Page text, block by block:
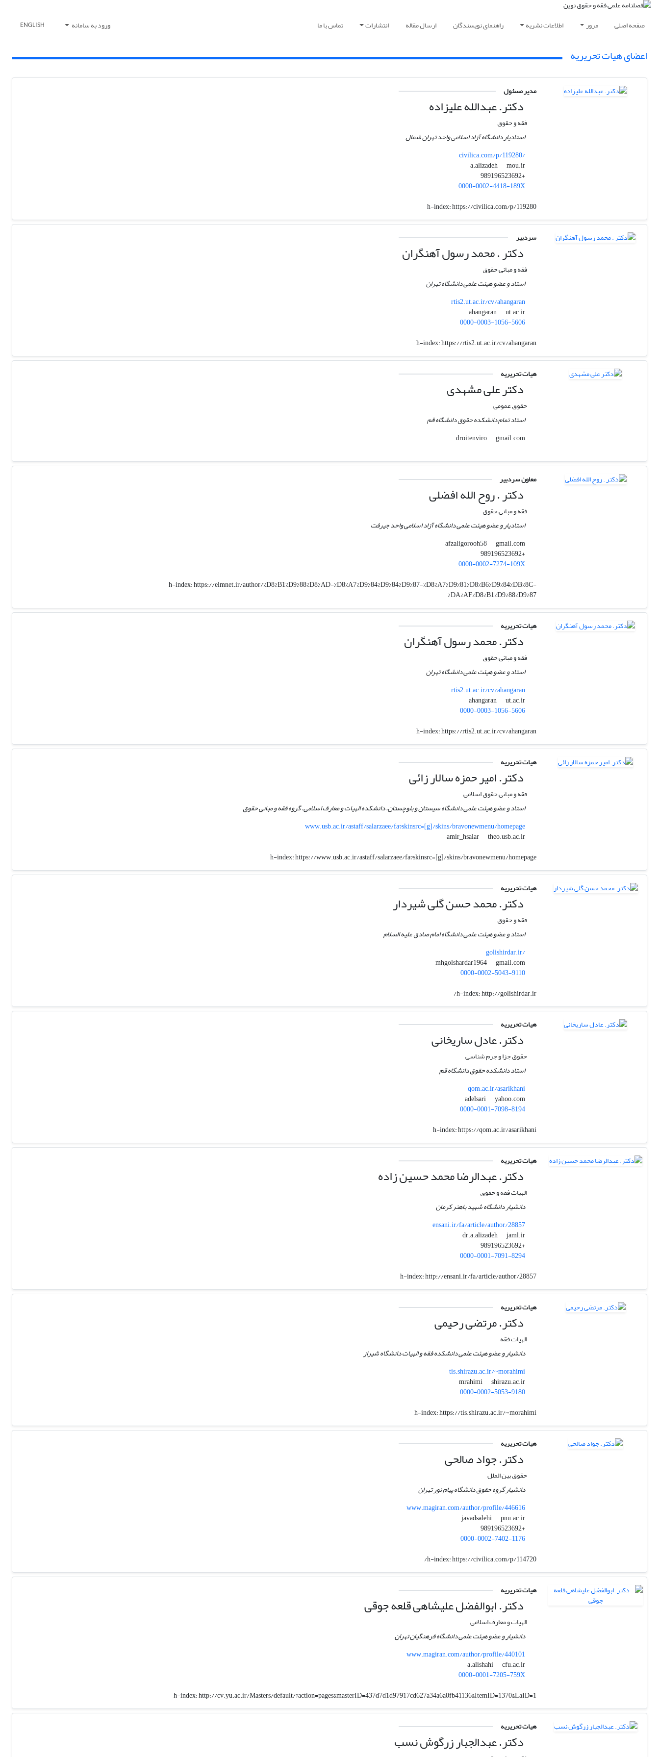
صفحه اصلی مرور اطلاعات نشریه راهنمای نویسندگان ارسال مقاله انتشارات تماس با ما ورود به سامانه ENGLISH
اعضای هیات تحریریه
مدیر مسئول
دکتر. عبدالله علیزاده
فقه و حقوق
استادیار دانشگاه آزاد اسلامی واحد تهران شمال
civilica.com/p/119280/
a.alizadeh
mou.ir
+989196523692
0000-0002-4418-189X
h-index:https://civilica.com/p/119280
سردبیر
دکتر . محمد رسول آهنگران
فقه و مبانی حقوق
استاد و عضو هیئت علمی دانشگاه تهران
rtis2.ut.ac.ir/cv/ahangaran
ahangaran
ut.ac.ir
0000-0003-1056-5606
h-index:https://rtis2.ut.ac.ir/cv/ahangaran
هیات تحریریه
دکتر علی مشهدی
حقوق عمومی
استاد تمام دانشکده حقوق دانشگاه قم
droitenviro
gmail.com
معاون سردبیر
دکتر . روح الله افضلی
فقه و مبانی حقوق
استادیار و عضو هیئت علمی دانشگاه آزاد اسلامی واحد جیرفت
afzaligorooh58
gmail.com
+989196523692
0000-0002-7274-109X
h-index:https://elmnet.ir/author/%D8%B1%D9%88%D8%AD-%D8%A7%D9%84%D9%84%D9%87-%D8%A7%D9%81%D8%B6%D9%84%DB%8C-
%DA%AF%D8%B1%D9%88%D9%87
هیات تحریریه
دکتر. محمد رسول آهنگران
فقه و مبانی حقوق
استاد و عضو هیئت علمی دانشگاه تهران
rtis2.ut.ac.ir/cv/ahangaran
ahangaran
ut.ac.ir
0000-0003-1056-5606
h-index:https://rtis2.ut.ac.ir/cv/ahangaran
هیات تحریریه
دکتر. امیر حمزه سالار زائی
فقه و مبانی حقوق اسلامی
استاد و عضو هیئت علمی دانشگاه سیستان و بلوچستان. دانشکده الهیات و معارف اسلامی. گروه فقه و مبانی حقوق
www.usb.ac.ir/astaff/salarzaee/fa?skinsrc=[g]/skins/bravonewmenu/homepage
amir_hsalar
theo.usb.ac.ir
h-index:https://www.usb.ac.ir/astaff/salarzaee/fa?skinsrc=[g]/skins/bravonewmenu/homepage
هیات تحریریه
دکتر. محمد حسن گلی شیردار
فقه و حقوق
استاد و عضو هیئت علمی دانشگاه امام صادق علیه السلام
golishirdar.ir/
mhgolshardar1964
gmail.com
0000-0002-5043-9110
h-index:http://golishirdar.ir/
هیات تحریریه
دکتر. عادل ساریخانی
حقوق جزا و جرم شناسی
استاد دانشکده حقوق دانشگاه قم
qom.ac.ir/asarikhani
adelsari
yahoo.com
0000-0001-7098-8194
h-index:https://qom.ac.ir/asarikhani
هیات تحریریه
دکتر. عبدالرضا محمد حسین زاده
الهیات فقه و حقوق
دانشیار دانشگاه شهید باهنر کرمان
ensani.ir/fa/article/author/28857
dr.a.alizadeh
jaml.ir
+989196523692
0000-0001-7091-8294
h-index:http://ensani.ir/fa/article/author/28857
هیات تحریریه
دکتر. مرتضی رحیمی
الهیات فقه
دانشیار و عضو هیئت علمی دانشکده فقه و الهیات دانشگاه شیراز
tis.shirazu.ac.ir/~morahimi
mrahimi
shirazu.ac.ir
0000-0002-5053-9180
h-index:https://tis.shirazu.ac.ir/~morahimi
هیات تحریریه
دکتر. جواد صالحی
حقوق بین الملل
دانشیار گروه حقوق دانشگاه پیام نور تهران
www.magiran.com/author/profile/446616
javadsalehi
pnu.ac.ir
+989196523692
0000-0002-7402-1176
h-index:https://civilica.com/p/114720/
هیات تحریریه
دکتر. ابوالفضل علیشاهی قلعه جوقی
الهیات و معارف اسلامی
دانشیار و عضو هیئت علمی دانشگاه فرهنگیان تهران
www.magiran.com/author/profile/440101
a.alishahi
cfu.ac.ir
0000-0001-7205-759X
h-index:http://cv.yu.ac.ir/Masters/default/?action=pages&masterID=437d7d1d97917cd627a34a6a0fb41136&ItemID=1370&LaID=1
هیات تحریریه
دکتر. عبدالجبار زرگوش نسب